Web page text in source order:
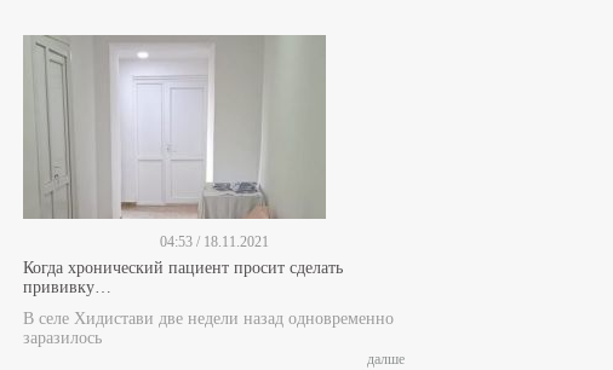
04:53 / 18.11.2021
Когда хронический пациент просит сделать
прививку…
В селе Хидистави две недели назад одновременно
заразилось
далше